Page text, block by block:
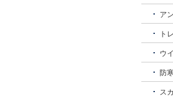
ア
ト
ウ
防
ス